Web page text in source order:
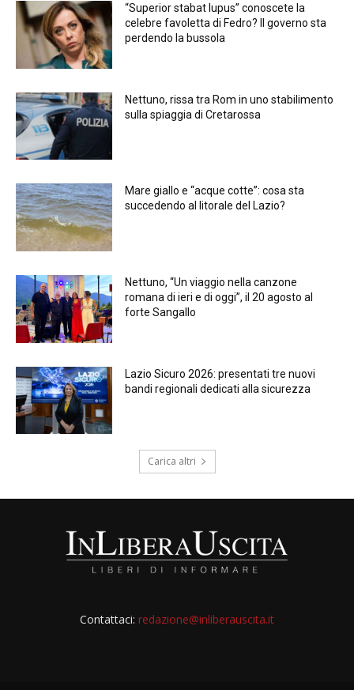
“Superior stabat lupus” conoscete la
celebre favoletta di Fedro? Il governo sta
perdendo la bussola
Nettuno, rissa tra Rom in uno stabilimento
sulla spiaggia di Cretarossa
Mare giallo e “acque cotte”: cosa sta
succedendo al litorale del Lazio?
Nettuno, “Un viaggio nella canzone
romana di ieri e di oggi”, il 20 agosto al
forte Sangallo
Lazio Sicuro 2026: presentati tre nuovi
bandi regionali dedicati alla sicurezza
Carica altri
Contattaci: redazione@inliberauscita.it